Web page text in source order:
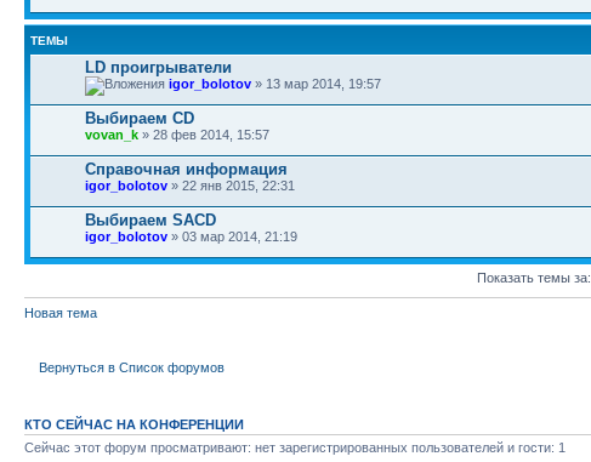
ТЕМЫ
LD проигрыватели
igor_bolotov » 13 мар 2014, 19:57
Выбираем CD
vovan_k » 28 фев 2014, 15:57
Справочная информация
igor_bolotov » 22 янв 2015, 22:31
Выбираем SACD
igor_bolotov » 03 мар 2014, 21:19
Показать темы за:
Новая тема
Вернуться в Список форумов
КТО СЕЙЧАС НА КОНФЕРЕНЦИИ
Сейчас этот форум просматривают: нет зарегистрированных пользователей и гости: 1